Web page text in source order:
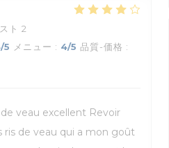
ト 2
/5 メニュー : 4/5 品質-価格 :
veau excellent Revoir
ris de veau qui a mon goût